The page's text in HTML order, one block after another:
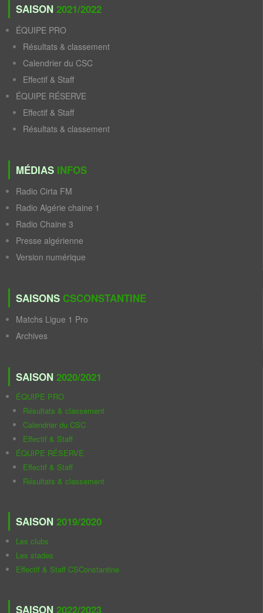
SAISON 2021/2022
ÉQUIPE PRO
Résultats & classement
Calendrier du CSC
Effectif & Staff
ÉQUIPE RÉSERVE
Effectif & Staff
Résultats & classement
MÉDIAS INFOS
Radio Cirta FM
Radio Algérie chaine 1
Radio Chaine 3
Presse algérienne
Version numérique
SAISONS CSCONSTANTINE
Matchs Ligue 1 Pro
Archives
SAISON 2020/2021
ÉQUIPE PRO
Résultats & classement
Calendrier du CSC
Effectif & Staff
ÉQUIPE RÉSERVE
Effectif & Staff
Résultats & classement
SAISON 2019/2020
Les clubs
Les stades
Effectif & Staff CSConstantine
SAISON 2022/2023